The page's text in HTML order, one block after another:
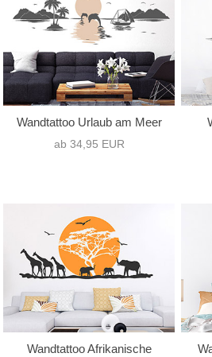
Wandtattoo Urlaub am Meer
ab 34,95 EUR
Wandtattoo Afrikanische